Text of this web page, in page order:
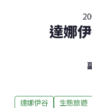
達娜
達娜伊谷 生態旅遊